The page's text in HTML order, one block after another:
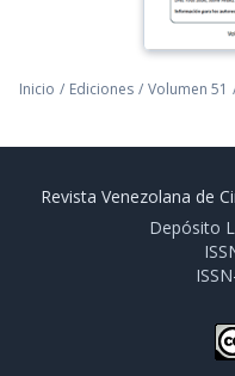
Inicio / Ediciones / Volumen 51
Revista Venezolana de
Depósito